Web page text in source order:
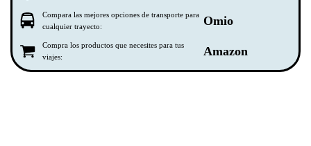
Compara las mejores opciones de transporte para
cualquier trayecto:
Omio
Compra los productos que necesites para tus
viajes:
Amazon